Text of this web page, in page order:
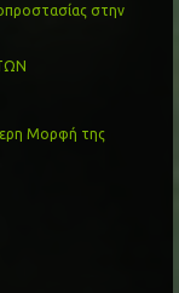
στην
Μορφή της